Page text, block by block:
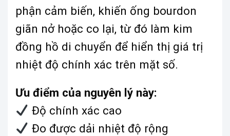
phận cảm biến, khiến ống bourdon
giãn nở hoặc co lại, từ đó làm kim
đồng hồ di chuyển để hiển thị giá trị
nhiệt độ chính xác trên mặt số.
Ưu điểm của nguyên lý này:
Độ chính xác cao
Đo được dải nhiệt độ rộng